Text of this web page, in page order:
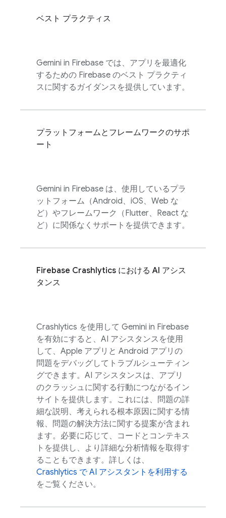
ベスト プラクティス
Gemini in Firebase では、アプリを最適化
するための Firebase のベスト プラクティ
スに関するガイダンスを提供しています。
プラットフォームとフレームワークのサポ
ート
Gemini in Firebase は、使用しているプラ
ットフォーム（Android、iOS、Web な
ど）やフレームワーク（Flutter、React な
ど）に関係なくサポートを提供できます。
Firebase Crashlytics における AI アシス
タンス
Crashlytics を使用して Gemini in Firebase
を有効にすると、AI アシスタンスを使用
して、Apple アプリと Android アプリの
問題をデバッグしてトラブルシューティン
グできます。AI アシスタンスは、アプリ
のクラッシュに関する行動につながるイン
サイトを提供します。これには、問題の詳
細な説明、考えられる根本原因に関する情
報、問題の解決方法に関する提案が含まれ
ます。必要に応じて、コードとコンテキス
トを提供し、より詳細な分析情報を取得す
ることもできます。詳しくは、
Crashlytics で AI アシスタントを利用する
をご覧ください。